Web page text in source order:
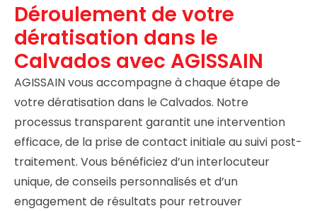
Déroulement de votre
dératisation dans le
Calvados avec AGISSAIN
AGISSAIN vous accompagne à chaque étape de
votre dératisation dans le Calvados. Notre
processus transparent garantit une intervention
efficace, de la prise de contact initiale au suivi post-
traitement. Vous bénéficiez d’un interlocuteur
unique, de conseils personnalisés et d’un
engagement de résultats pour retrouver